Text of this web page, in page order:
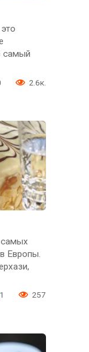
самый
2.6к.
самых
Европы.
1 257